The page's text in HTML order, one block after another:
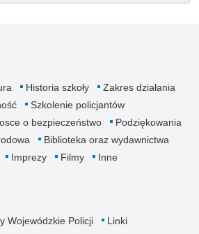
Historia szkoły
Zakres działania
Szkolenie policjantów
o bezpieczeństwo
Podziękowania
Biblioteka oraz wydawnictwa
Imprezy Filmy Inne
Wojewódzkie Policji Linki